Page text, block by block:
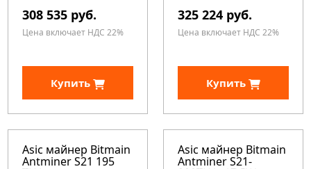
308 535 руб.
Цена включает НДС 22%
Купить
325 224 руб.
Цена включает НДС 22%
Купить
Asic майнер Bitmain
Antminer S21 195
Asic майнер Bitmain
Antminer S21-